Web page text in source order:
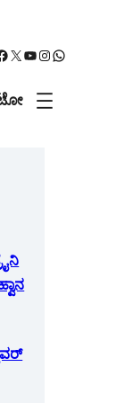
X YouTube Instagram WhatsApp